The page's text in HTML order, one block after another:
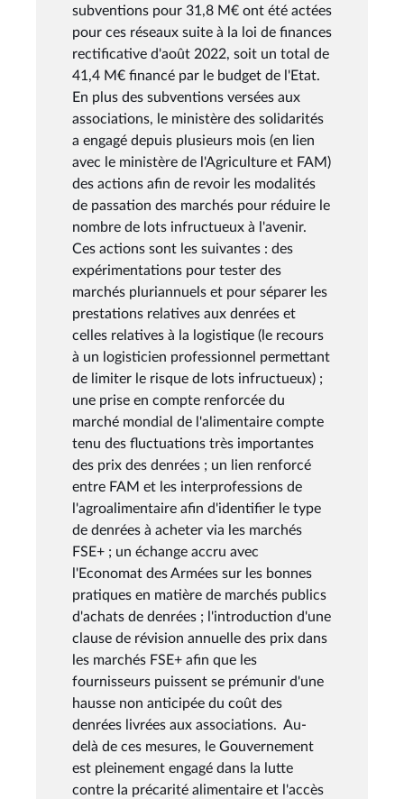
subventions pour 31,8 M€ ont été actées
pour ces réseaux suite à la loi de finances
rectificative d'août 2022, soit un total de
41,4 M€ financé par le budget de l'Etat.
En plus des subventions versées aux
associations, le ministère des solidarités
a engagé depuis plusieurs mois (en lien
avec le ministère de l'Agriculture et FAM)
des actions afin de revoir les modalités
de passation des marchés pour réduire le
nombre de lots infructueux à l'avenir.
Ces actions sont les suivantes : des
expérimentations pour tester des
marchés pluriannuels et pour séparer les
prestations relatives aux denrées et
celles relatives à la logistique (le recours
à un logisticien professionnel permettant
de limiter le risque de lots infructueux) ;
une prise en compte renforcée du
marché mondial de l'alimentaire compte
tenu des fluctuations très importantes
des prix des denrées ; un lien renforcé
entre FAM et les interprofessions de
l'agroalimentaire afin d'identifier le type
de denrées à acheter via les marchés
FSE+ ; un échange accru avec
l'Economat des Armées sur les bonnes
pratiques en matière de marchés publics
d'achats de denrées ; l'introduction d'une
clause de révision annuelle des prix dans
les marchés FSE+ afin que les
fournisseurs puissent se prémunir d'une
hausse non anticipée du coût des
denrées livrées aux associations. Au-
delà de ces mesures, le Gouvernement
est pleinement engagé dans la lutte
contre la précarité alimentaire et l'accès